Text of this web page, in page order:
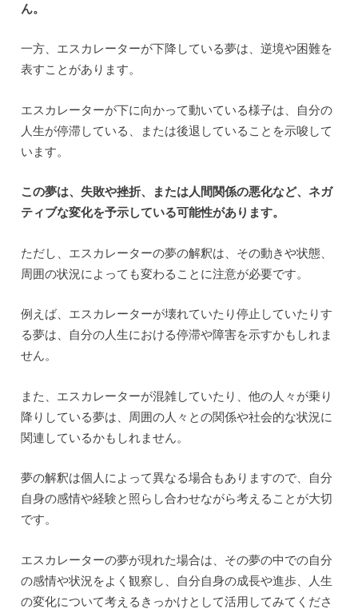
ん。
一方、エスカレーターが下降している夢は、逆境や困難を
表すことがあります。
エスカレーターが下に向かって動いている様子は、自分の
人生が停滞している、または後退していることを示唆して
います。
この夢は、失敗や挫折、または人間関係の悪化など、ネガ
ティブな変化を予示している可能性があります。
ただし、エスカレーターの夢の解釈は、その動きや状態、
周囲の状況によっても変わることに注意が必要です。
例えば、エスカレーターが壊れていたり停止していたりす
る夢は、自分の人生における停滞や障害を示すかもしれま
せん。
また、エスカレーターが混雑していたり、他の人々が乗り
降りしている夢は、周囲の人々との関係や社会的な状況に
関連しているかもしれません。
夢の解釈は個人によって異なる場合もありますので、自分
自身の感情や経験と照らし合わせながら考えることが大切
です。
エスカレーターの夢が現れた場合は、その夢の中での自分
の感情や状況をよく観察し、自分自身の成長や進歩、人生
の変化について考えるきっかけとして活用してみてくださ